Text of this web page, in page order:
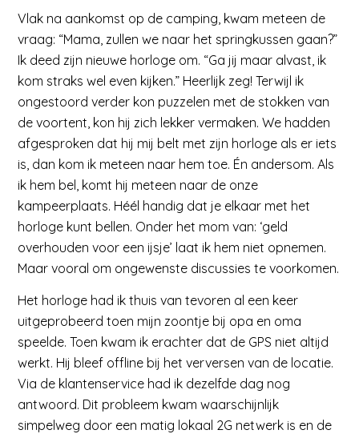
Vlak na aankomst op de camping, kwam meteen de
vraag: “Mama, zullen we naar het springkussen gaan?”
Ik deed zijn nieuwe horloge om. “Ga jij maar alvast, ik
kom straks wel even kijken.” Heerlijk zeg! Terwijl ik
ongestoord verder kon puzzelen met de stokken van
de voortent, kon hij zich lekker vermaken. We hadden
afgesproken dat hij mij belt met zijn horloge als er iets
is, dan kom ik meteen naar hem toe. Én andersom. Als
ik hem bel, komt hij meteen naar de onze
kampeerplaats. Héél handig dat je elkaar met het
horloge kunt bellen. Onder het mom van: ‘geld
overhouden voor een ijsje’ laat ik hem niet opnemen.
Maar vooral om ongewenste discussies te voorkomen.
Het horloge had ik thuis van tevoren al een keer
uitgeprobeerd toen mijn zoontje bij opa en oma
speelde. Toen kwam ik erachter dat de GPS niet altijd
werkt. Hij bleef offline bij het verversen van de locatie.
Via de klantenservice had ik dezelfde dag nog
antwoord. Dit probleem kwam waarschijnlijk
simpelweg door een matig lokaal 2G netwerk is en de